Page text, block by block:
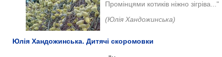
Промінцями котиків ніжно зігріва..."
(Юлія Хандожинська)
Юлія Хандожинська. Дитячі скоромовки